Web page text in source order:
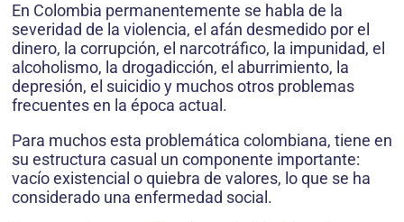
En Colombia permanentemente se habla de la
severidad de la violencia, el afán desmedido por el
dinero, la corrupción, el narcotráfico, la impunidad, el
alcoholismo, la drogadicción, el aburrimiento, la
depresión, el suicidio y muchos otros problemas
frecuentes en la época actual.
Para muchos esta problemática colombiana, tiene en
su estructura casual un componente importante:
vacío existencial o quiebra de valores, lo que se ha
considerado una enfermedad social.